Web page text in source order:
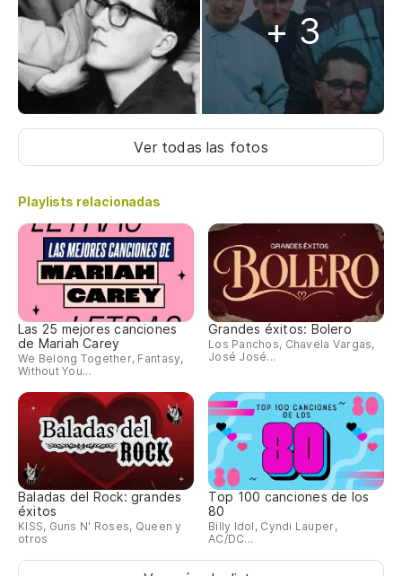
+ 3
Ver todas las fotos
Playlists relacionadas
Las 25 mejores canciones
de Mariah Carey
We Belong Together, Fantasy,
Without You...
Grandes éxitos: Bolero
Los Panchos, Chavela Vargas,
José José...
Baladas del Rock: grandes
éxitos
KISS, Guns N' Roses, Queen y
otros
Top 100 canciones de los
80
Billy Idol, Cyndi Lauper,
AC/DC...